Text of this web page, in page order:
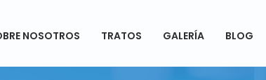
NOSOTROS TRATOS GALERÍA BLOG